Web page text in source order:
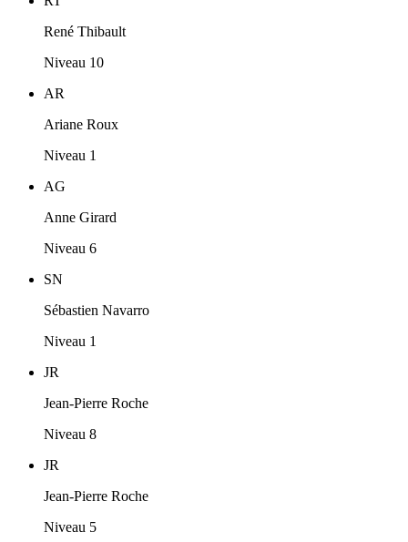
René Thibault
Niveau 10
AR
Ariane Roux
Niveau 1
AG
Anne Girard
Niveau 6
SN
Sébastien Navarro
Niveau 1
JR
Jean-Pierre Roche
Niveau 8
JR
Jean-Pierre Roche
Niveau 5